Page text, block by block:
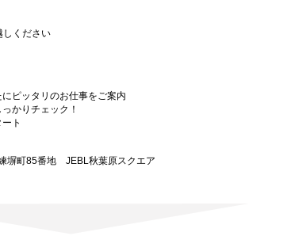
ください
ピッタリのお仕事をご案内
かりチェック！
ト
塀町85番地 JEBL秋葉原スクエア